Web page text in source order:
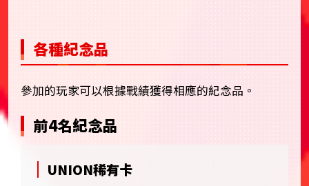
各種紀念品
參加的玩家可以根據戰績獲得相應的紀念品。
前4名紀念品
UNION稀有卡